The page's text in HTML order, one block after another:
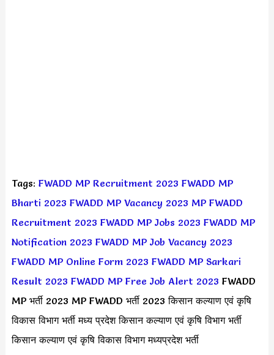
Tags: FWADD MP Recruitment 2023 FWADD MP
Bharti 2023 FWADD MP Vacancy 2023 MP FWADD
Recruitment 2023 FWADD MP Jobs 2023 FWADD MP
Notification 2023 FWADD MP Job Vacancy 2023
FWADD MP Online Form 2023 FWADD MP Sarkari
Result 2023 FWADD MP Free Job Alert 2023 FWADD
MP भर्ती 2023 MP FWADD भर्ती 2023 किसान कल्याण एवं कृषि
विकास विभाग भर्ती मध्य प्रदेश किसान कल्याण एवं कृषि विभाग भर्ती
किसान कल्याण एवं कृषि विकास विभाग मध्यप्रदेश भर्ती